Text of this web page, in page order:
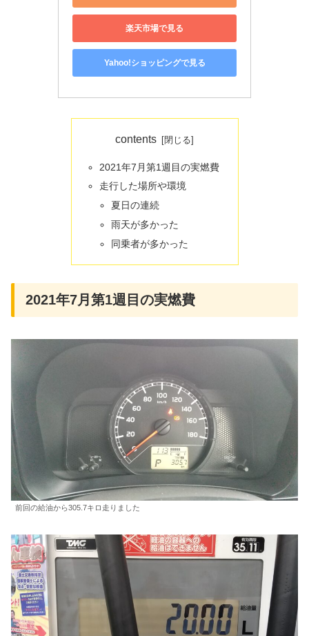
楽天市場で見る
Yahoo!ショッピングで見る
contents
2021年7月第1週目の実燃費
走行した場所や環境
夏日の連続
雨天が多かった
同乗者が多かった
2021年7月第1週目の実燃費
前回の給油から305.7キロ走りました